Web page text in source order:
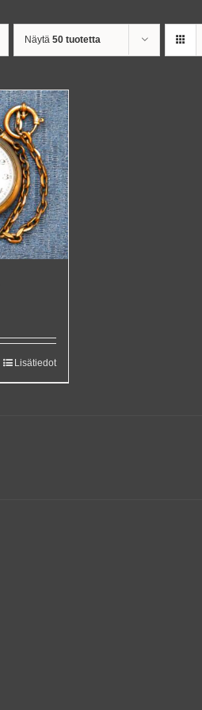
Näytä 50 tuotetta
Lisätiedot